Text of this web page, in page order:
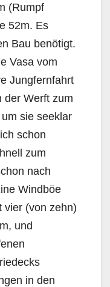
(Rumpf
52m. Es
Bau benötigt.
Vasa vom
Jungfernfahrt
der Werft zum
sie seeklar
schon
zum
nach
Windböe
vier (von zehn)
und
in den